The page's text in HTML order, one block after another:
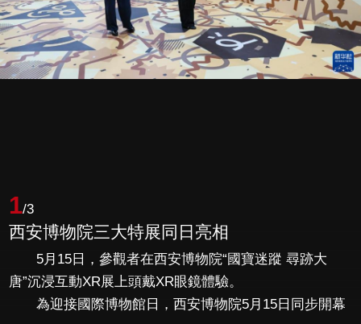
1/3
西安博物院三大特展同日亮相
5月15日，參觀者在西安博物院“國寶迷蹤 尋跡大
唐”沉浸互動XR展上頭戴XR眼鏡體驗。
為迎接國際博物館日，西安博物院5月15日同步開幕